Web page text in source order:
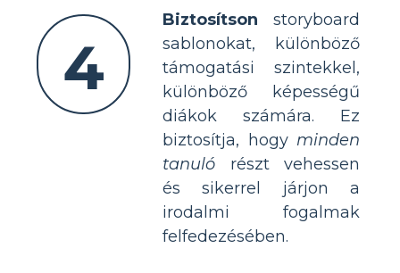
4
Biztosítson storyboard
sablonokat, különböző
támogatási szintekkel,
különböző képességű
diákok számára. Ez
biztosítja, hogy minden
tanuló részt vehessen
és sikerrel járjon a
irodalmi fogalmak
felfedezésében.